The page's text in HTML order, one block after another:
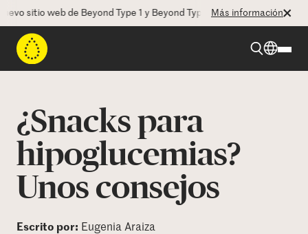
sitio web de Beyond Type 1 y Beyond Type 2! La CEO Deborah
Más información
Beyond Type 2
Recursos
Programas
¿Snacks para
hipoglucemias?
Unos consejos
Escrito por: Eugenia Araiza